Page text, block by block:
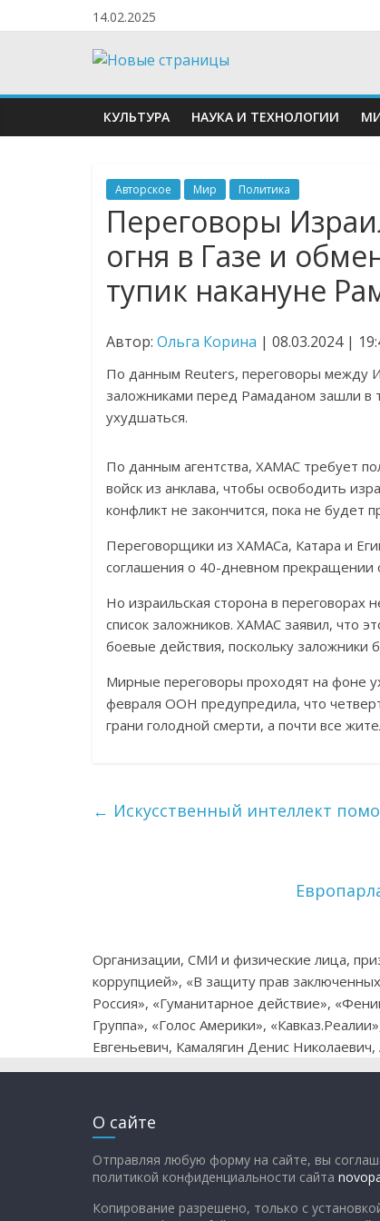
14.02.2025
КУЛЬТУРА НАУКА И ТЕХНОЛОГИИ
Авторское Мир Политика
Переговоры
огня в Газе и
тупик накануне
Автор: Ольга Корина | 08.03.2024 |
По данным Reuters, переговоры между
заложниками перед Рамаданом зашли в
ухудшаться.
По данным агентства, ХАМАС требует
войск из анклава, чтобы освободить
конфликт не закончится, пока не будет
Переговорщики из ХАМАСа, Катара и
соглашения о 40-дневном прекращении
Но израильская сторона в переговорах
список заложников. ХАМАС заявил, что
боевые действия, поскольку заложники
Мирные переговоры проходят на фоне
февраля ООН предупредила, что
грани голодной смерти, а почти все
← Искусственный интеллект
Организации, СМИ и физические лица,
коррупцией», «В защиту прав
Россия», «Гуманитарное действие»,
Группа», «Голос Америки»,
Евгеньевич, Камалягин Денис
О сайте
Отправляя любую форму на сайте, вы
политикой конфиденциальности сайта
Копирование разрешено, только с